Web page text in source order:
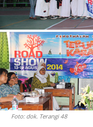
Foto: dok. Terangi 48